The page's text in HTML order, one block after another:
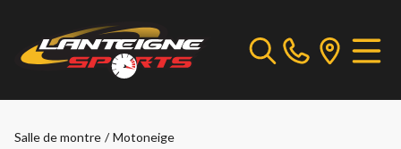
Salle de montre / Motoneige